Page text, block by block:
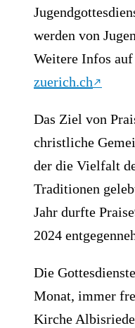
werden von
Weitere Infos
zuerich.ch
Das Ziel von
christliche
der die Vielfalt
Traditionen
Jahr durfte
2024
Die
Monat, immer
Kirche